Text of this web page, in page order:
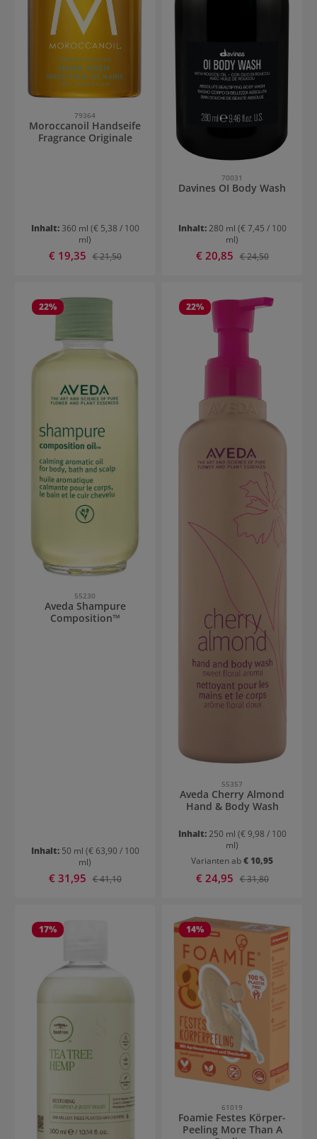
79364
Moroccanoil Handseife
Fragrance Originale
Inhalt: 360 ml (€ 5,38 / 100
ml)
Verkaufspreis:
€ 19,35 Regulärer Preis:
€ 21,50
70031
Davines OI Body Wash
Inhalt:280 ml (€ 7,45 / 100
ml)
Verkaufspreis:
€ 20,85 Regulärer Preis:
€ 24,50
22%
55230
Aveda Shampure
Composition™
Inhalt: 50 ml (€ 63,90 / 100
ml)
Verkaufspreis:
€ 31,95 Regulärer Preis:
€ 41,10
22%
55357
Aveda Cherry Almond
Hand & Body Wash
Inhalt:250 ml (€ 9,98 / 100
ml)
Varianten ab€ 10,95
Verkaufspreis:
€ 24,95 Regulärer Preis:
€ 31,80
17% 14%
61019
Foamie Festes Körper-
Peeling More Than A